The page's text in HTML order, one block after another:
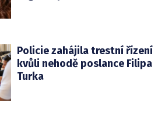
Policie zahájila trestní řízení
kvůli nehodě poslance Filipa
Turka